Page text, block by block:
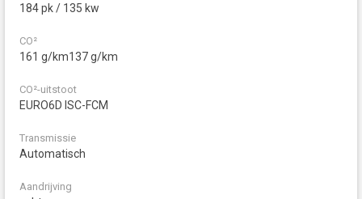
184 pk / 135 kw
CO²
161 g/km137 g/km
CO²-uitstoot
EURO6D ISC-FCM
Transmissie
Automatisch
Aandrijving